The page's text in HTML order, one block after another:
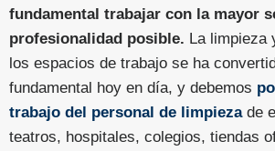
fundamental trabajar con la mayor
profesionalidad posible. La limpieza
los espacios de trabajo se ha
fundamental hoy en día, y debemos
trabajo del personal de limpiezade
teatros, hospitales, colegios, tiendas